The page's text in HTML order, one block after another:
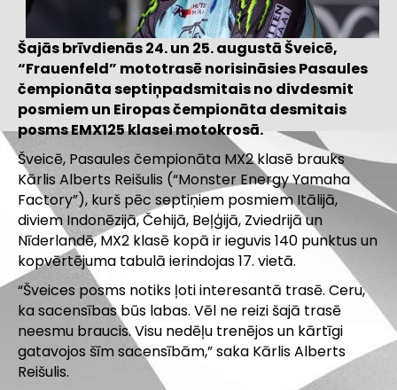
Šajās brīvdienās 24. un 25. augustā Šveicē,
“Frauenfeld” mototrasē norisināsies Pasaules
čempionāta septiņpadsmitais no divdesmit
posmiem un Eiropas čempionāta desmitais
posms EMX125 klasei motokrosā.
Šveicē, Pasaules čempionāta MX2 klasē brauks
Kārlis Alberts Reišulis (“Monster Energy Yamaha
Factory”), kurš pēc septiņiem posmiem Itālijā,
diviem Indonēzijā, Čehijā, Beļģijā, Zviedrijā un
Nīderlandē, MX2 klasē kopā ir ieguvis 140 punktus un
kopvērtējuma tabulā ierindojas 17. vietā.
“Šveices posms notiks ļoti interesantā trasē. Ceru,
ka sacensības būs labas. Vēl ne reizi šajā trasē
neesmu braucis. Visu nedēļu trenējos un kārtīgi
gatavojos šīm sacensībām,” saka Kārlis Alberts
Reišulis.